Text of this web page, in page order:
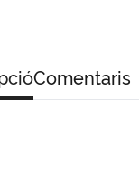
Comentaris